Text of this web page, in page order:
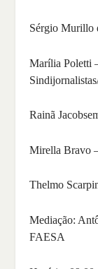
Sérgio Murillo
Marília Poletti
Rainã
Mirella Bravo
Thelmo
Mediação:
FAESA